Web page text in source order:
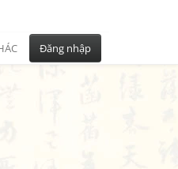
Đăng nhập